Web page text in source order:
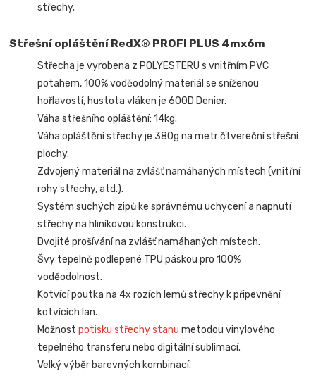
střechy.
Střešní opláštění RedX® PROFI PLUS 4mx6m
Střecha je vyrobena z POLYESTERU s vnitřním PVC
potahem, 100% voděodolný materiál se sníženou
hořlavostí, hustota vláken je 600D Denier.
Váha střešního opláštění: 14kg.
Váha opláštění střechy je 380g na metr čtvereční střešní
plochy.
Zdvojený materiál na zvlášť namáhaných místech (vnitřní
rohy střechy, atd.).
Systém suchých zipů ke správnému uchycení a napnutí
střechy na hliníkovou konstrukci.
Dvojité prošívání na zvlášť namáhaných místech.
Švy tepelně podlepené TPU páskou pro 100%
voděodolnost.
Kotvící poutka na 4x rozích lemů střechy k připevnění
kotvících lan.
Možnostpotisku střechy stanu metodou vinylového
tepelného transferu nebo digitální sublimací.
Velký výběr barevných kombinací.